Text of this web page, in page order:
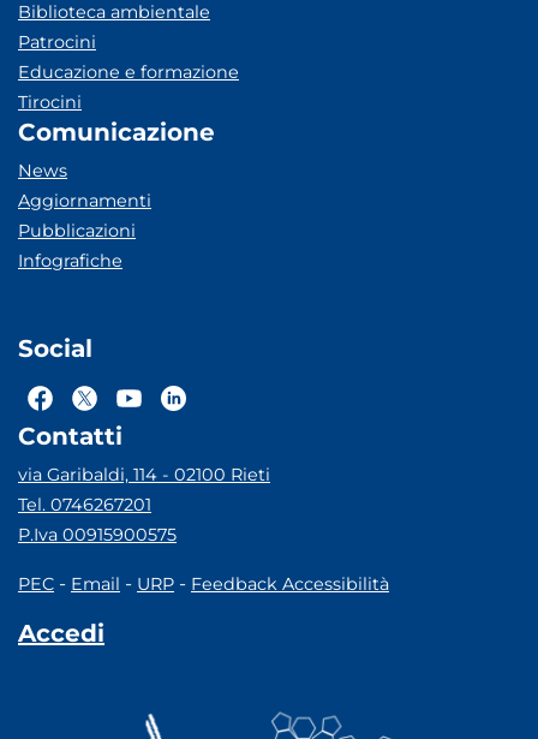
Biblioteca ambientale
Patrocini
Educazione e formazione
Tirocini
Comunicazione
News
Aggiornamenti
Pubblicazioni
Infografiche
Social
Contatti
via Garibaldi, 114 - 02100 Rieti
Tel. 0746267201
P.Iva 00915900575
PEC - Email - URP - Feedback Accessibilità
Accedi